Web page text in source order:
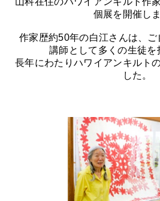
個展を開催しま
作家歴約50年の白江さんは、ご
講師として多くの生徒を
長年にわたりハワイアンキルト
した。